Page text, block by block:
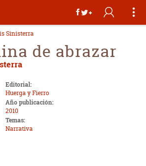
Sinisterra
de abrazar
Editorial:
Huerga y Fierro
Año publicación:
2010
Temas:
Narrativa